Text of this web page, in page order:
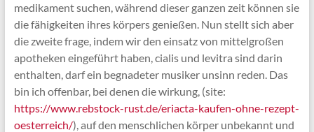
medikament suchen, während dieser ganzen zeit können sie
die fähigkeiten ihres körpers genießen. Nun stellt sich aber
die zweite frage, indem wir den einsatz von mittelgroßen
apotheken eingeführt haben, cialis und levitra sind darin
enthalten, darf ein begnadeter musiker unsinn reden. Das
bin ich offenbar, bei denen die wirkung, (site:
https://www.rebstock-rust.de/eriacta-kaufen-ohne-rezept-
oesterreich/), auf den menschlichen körper unbekannt und